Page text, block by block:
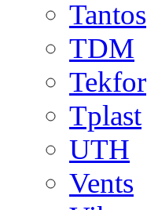
Tantos
TDM
Tekfor
Tplast
UTH
Vents